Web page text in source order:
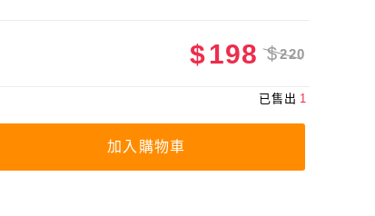
$198 $220
已售出 1
加入購物車